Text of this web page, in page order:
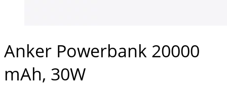
Anker Powerbank 20000
mAh, 30W